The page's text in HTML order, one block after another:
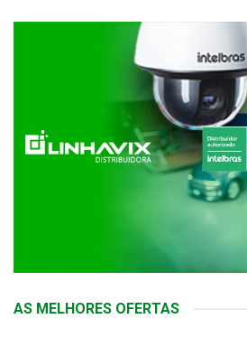
AS MELHORES OFERTAS